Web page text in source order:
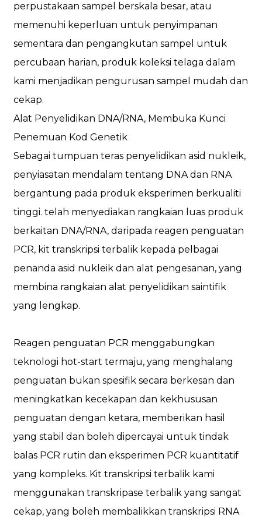
perpustakaan sampel berskala besar, atau
memenuhi keperluan untuk penyimpanan
sementara dan pengangkutan sampel untuk
percubaan harian, produk koleksi telaga dalam
kami menjadikan pengurusan sampel mudah dan
cekap.
Alat Penyelidikan DNA/RNA, Membuka Kunci
Penemuan Kod Genetik
Sebagai tumpuan teras penyelidikan asid nukleik,
penyiasatan mendalam tentang DNA dan RNA
bergantung pada produk eksperimen berkualiti
tinggi. telah menyediakan rangkaian luas produk
berkaitan DNA/RNA, daripada reagen penguatan
PCR, kit transkripsi terbalik kepada pelbagai
penanda asid nukleik dan alat pengesanan, yang
membina rangkaian alat penyelidikan saintifik
yang lengkap.
Reagen penguatan PCR menggabungkan
teknologi hot-start termaju, yang menghalang
penguatan bukan spesifik secara berkesan dan
meningkatkan kecekapan dan kekhususan
penguatan dengan ketara, memberikan hasil
yang stabil dan boleh dipercayai untuk tindak
balas PCR rutin dan eksperimen PCR kuantitatif
yang kompleks. Kit transkripsi terbalik kami
menggunakan transkripase terbalik yang sangat
cekap, yang boleh membalikkan transkripsi RNA